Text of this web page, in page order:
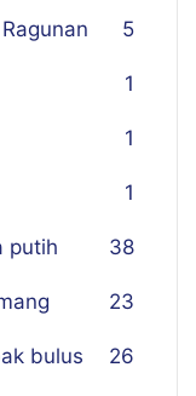
5
1
1
1
putih 38
23
bulus 26